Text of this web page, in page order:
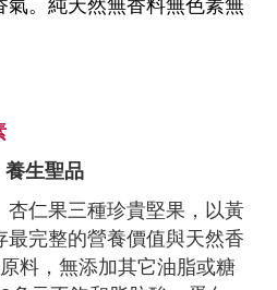
氣。純天然無香料無色素無
生聖品
杏仁果三種珍貴堅果，以黃
最完整的營養價值與天然香
料，無添加其它油脂或糖